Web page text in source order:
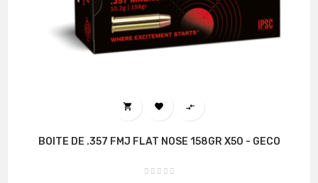
  
BOITE DE .357 FMJ FLAT NOSE 158GR X50 - GECO